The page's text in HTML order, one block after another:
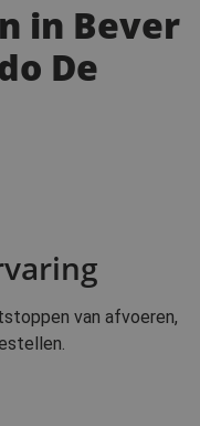
in Bever
De
van afvoeren,